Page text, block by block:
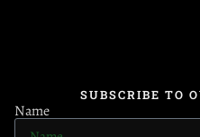
SUBSCRIBE TO
Name